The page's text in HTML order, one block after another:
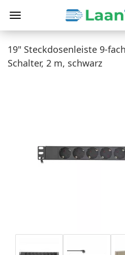
19" Steckdosenleiste 9-
Schalter, 2 m, schwarz